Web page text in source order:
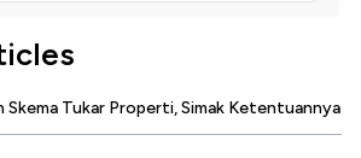
Skema Tukar Properti, Simak Ketentuannya